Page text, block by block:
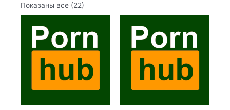
Показаны все (22)